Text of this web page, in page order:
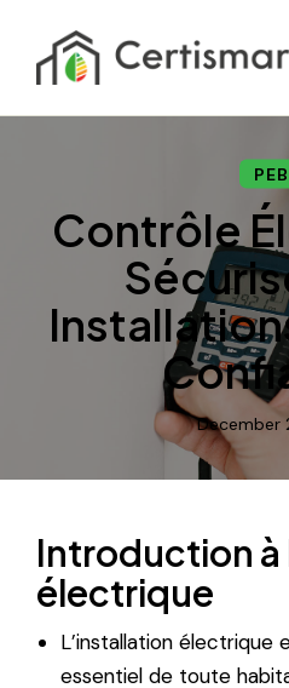
PEB
Contrôle
December
Introduction à
électrique
L’installation électrique
essentiel de toute